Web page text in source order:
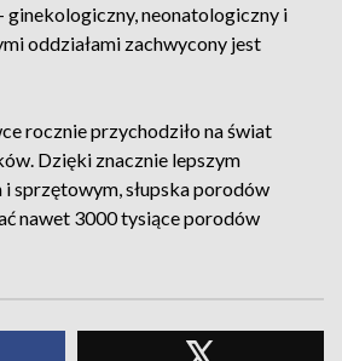
ginekologiczny, neonatologiczny i
oddziałami zachwycony jest
rocznie przychodziło na świat
Dzięki znacznie lepszym
sprzętowym, słupska porodów
nawet 3000 tysiące porodów